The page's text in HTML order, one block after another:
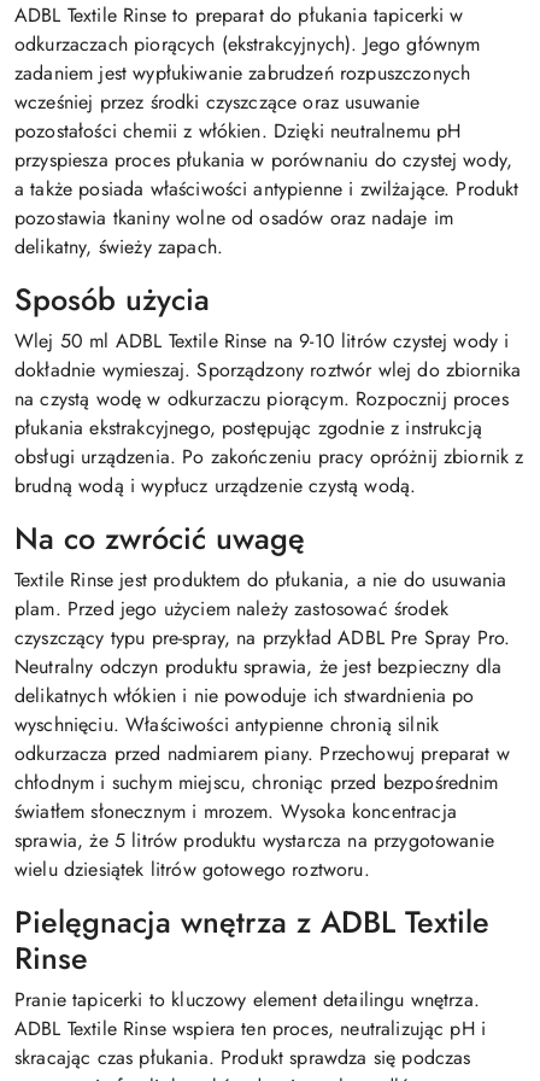
ADBL Textile Rinse to preparat do płukania tapicerki w
odkurzaczach piorących (ekstrakcyjnych). Jego głównym
zadaniem jest wypłukiwanie zabrudzeń rozpuszczonych
wcześniej przez środki czyszczące oraz usuwanie
pozostałości chemii z włókien. Dzięki neutralnemu pH
przyspiesza proces płukania w porównaniu do czystej wody,
a także posiada właściwości antypienne i zwilżające. Produkt
pozostawia tkaniny wolne od osadów oraz nadaje im
delikatny, świeży zapach.
Sposób użycia
Wlej 50 ml ADBL Textile Rinse na 9-10 litrów czystej wody i
dokładnie wymieszaj. Sporządzony roztwór wlej do zbiornika
na czystą wodę w odkurzaczu piorącym. Rozpocznij proces
płukania ekstrakcyjnego, postępując zgodnie z instrukcją
obsługi urządzenia. Po zakończeniu pracy opróżnij zbiornik z
brudną wodą i wypłucz urządzenie czystą wodą.
Na co zwrócić uwagę
Textile Rinse jest produktem do płukania, a nie do usuwania
plam. Przed jego użyciem należy zastosować środek
czyszczący typu pre-spray, na przykład ADBL Pre Spray Pro.
Neutralny odczyn produktu sprawia, że jest bezpieczny dla
delikatnych włókien i nie powoduje ich stwardnienia po
wyschnięciu. Właściwości antypienne chronią silnik
odkurzacza przed nadmiarem piany. Przechowuj preparat w
chłodnym i suchym miejscu, chroniąc przed bezpośrednim
światłem słonecznym i mrozem. Wysoka koncentracja
sprawia, że 5 litrów produktu wystarcza na przygotowanie
wielu dziesiątek litrów gotowego roztworu.
Pielęgnacja wnętrza z ADBL Textile
Rinse
Pranie tapicerki to kluczowy element detailingu wnętrza.
ADBL Textile Rinse wspiera ten proces, neutralizując pH i
skracając czas płukania. Produkt sprawdza się podczas